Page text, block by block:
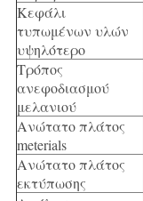
Κεφάλι
τυπωμένων υλών
υψηλότερο
Τρόπος
ανεφοδιασμού
μελανιού
Ανώτατο πλάτος
meterials
Ανώτατο πλάτος
εκτύπωσης